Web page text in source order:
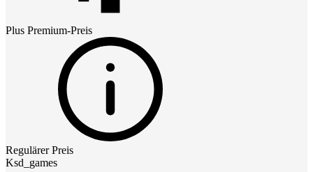
Plus Premium-Preis
Regulärer Preis
Ksd_games